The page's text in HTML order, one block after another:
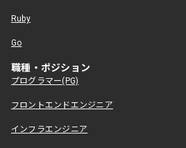
Ruby
Go
職種・ポジション
プログラマー(PG)
フロントエンドエンジニア
インフラエンジニア